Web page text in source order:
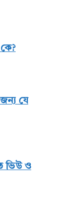
কে?
জন্য যে
ভিউ ও